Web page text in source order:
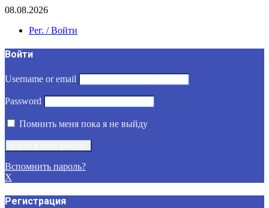
08.08.2026
Рег. / Войти
Войти
Username or email
Password
Помнить меня пока я не выйду
Вспомнить пароль?
X
Регистрация